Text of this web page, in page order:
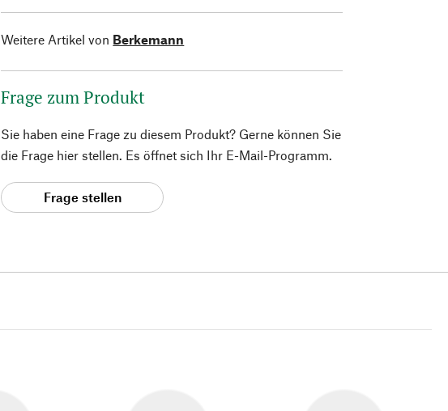
Weitere Artikel von Berkemann
Frage zum Produkt
Sie haben eine Frage zu diesem Produkt? Gerne können Sie
die Frage hier stellen. Es öffnet sich Ihr E-Mail-Programm.
Frage stellen